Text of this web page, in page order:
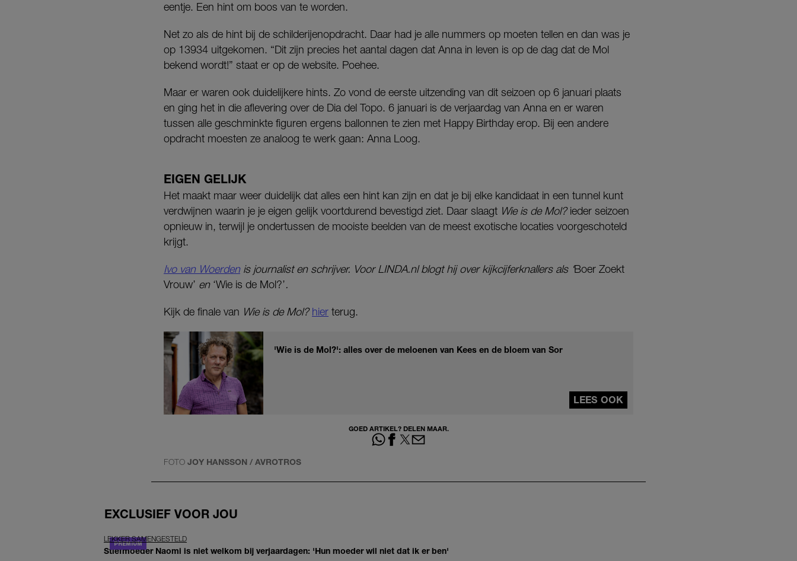
eentje. Een hint om boos van te worden.
Net zo als de hint bij de schilderijenopdracht. Daar had je alle nummers op moeten tellen en dan was je
op 13934 uitgekomen. “Dit zijn precies het aantal dagen dat Anna in leven is op de dag dat de Mol
bekend wordt!” staat er op de website. Poehee.
Maar er waren ook duidelijkere hints. Zo vond de eerste uitzending van dit seizoen op 6 januari plaats
en ging het in die aflevering over de Dia del Topo. 6 januari is de verjaardag van Anna en er waren
tussen alle geschminkte figuren ergens ballonnen te zien met Happy Birthday erop. Bij een andere
opdracht moesten ze analoog te werk gaan: Anna Loog.
EIGEN GELIJK
Het maakt maar weer duidelijk dat alles een hint kan zijn en dat je bij elke kandidaat in een tunnel kunt
verdwijnen waarin je je eigen gelijk voortdurend bevestigd ziet. Daar slaagt Wie is de Mol?ieder seizoen
opnieuw in, terwijl je ondertussen de mooiste beelden van de meest exotische locaties voorgeschoteld
krijgt.
Ivo van Woerdenis journalist en schrijver. Voor LINDA.nl blogt hij over kijkcijferknallers als ‘Boer Zoekt
Vrouw’ en ‘Wie is de Mol?’.
Kijk de finale van Wie is de Mol? hier terug.
'Wie is de Mol?': alles over de meloenen van Kees en de bloem van Sor
LEES OOK
GOED ARTIKEL? DELEN MAAR.
FOTO JOY HANSSON / AVROTROS
EXCLUSIEF VOOR JOU
LEKKER SAMENGESTELD
Stiefmoeder Naomi is niet welkom bij verjaardagen: 'Hun moeder wil niet dat ik er ben'